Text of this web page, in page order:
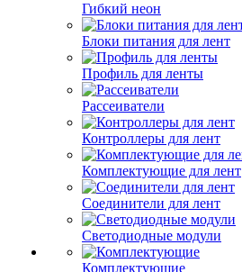
Гибкий неон
Блоки питания для лент
Профиль для ленты
Рассеиватели
Контроллеры для лент
Комплектующие для лент
Соединители для лент
Светодиодные модули
Комплектующие